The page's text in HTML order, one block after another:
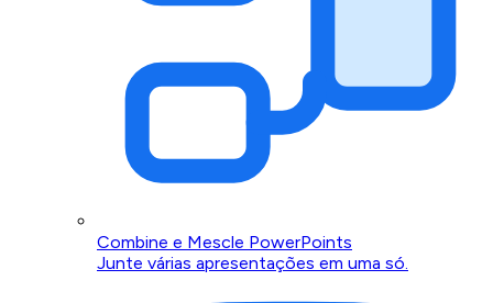
Combine e Mescle PowerPoints
Junte várias apresentações em uma só.